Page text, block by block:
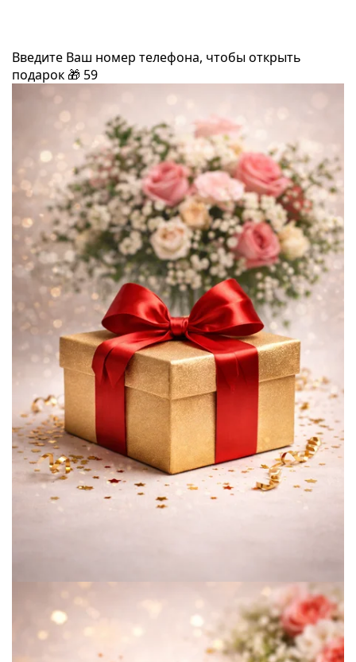
Введите Ваш номер телефона, чтобы открыть
подарок 🎁 59